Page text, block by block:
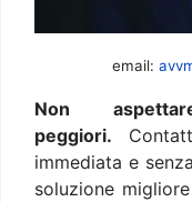
email:
Non
peggiori.
immediata e
soluzione